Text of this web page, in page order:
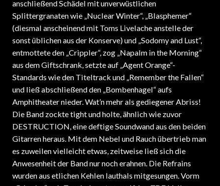
Splittergranaten wie „Nuclear Winter“, „Blasphemer“
(diesmal anscheinend mit Toms Livelache anstelle der
sonst üblichen aus der Konserve) und „Sodomy and Lust“,
entmottete den „Crippler“, zog „Napalm in the Morning“
aus dem Giftschrank, setzte auf „Agent Orange“-
Standards wie den Titeltrack und „Remember the Fallen“
und ließ abschließend den „Bombenhagel“ aufs
Amphitheater nieder. Wat’n mehr als gediegener Abriss!
Die Band zockte tight und holte, ähnlich wie zuvor
DESTRUCTION, eine deftige Soundwand aus den beiden
Gitarren heraus. Mit dem Nebel und Rauch übertrieb man
es zuweilen vielleicht etwas, zeitweise ließ sich die
Anwesenheit der Band nur noch erahnen. Die Refrains
wurden aus etlichen Kehlen lauthals mitgesungen. Vorm